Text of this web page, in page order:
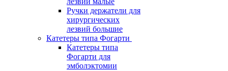
Ручки держатели для
хирургических
лезвий большие
Катетеры типа Фогарти
Катетеры типа
Фогарти для
эмболэктомии